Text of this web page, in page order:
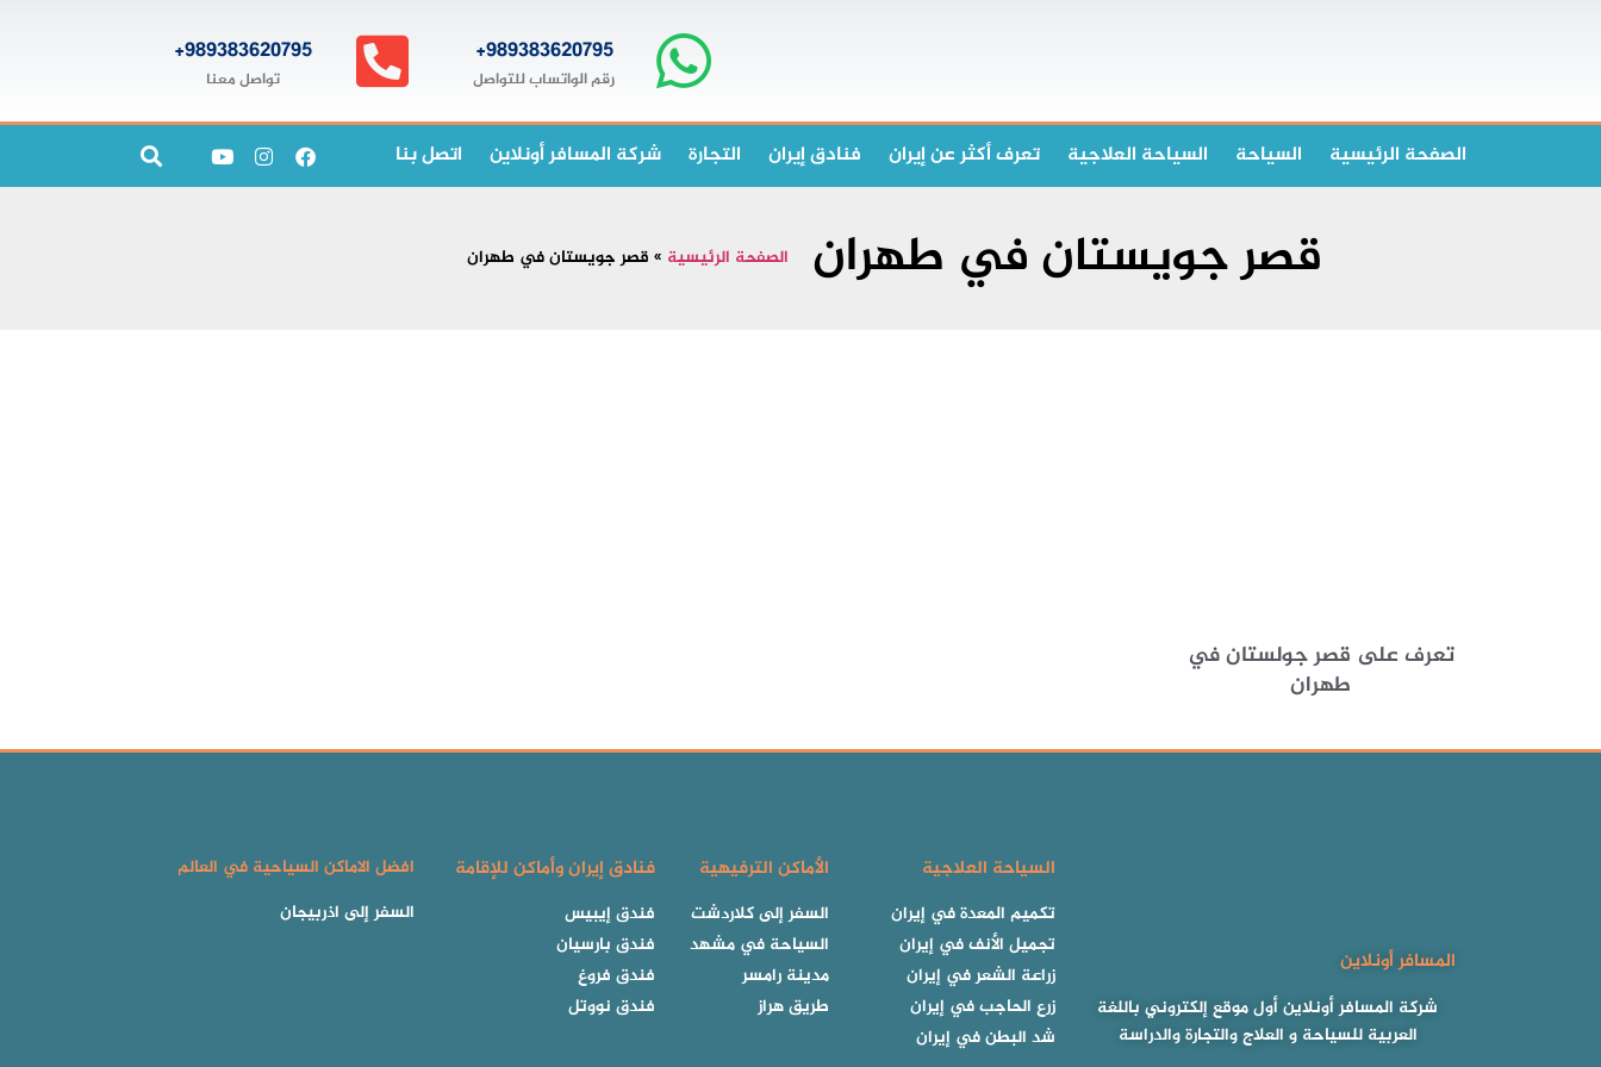
989383620795+
رقم الواتساب للتواصل
989383620795+
تواصل معنا
الصفحة الرئیسیة السياحة السياحة العلاجية تعرف أكثر عن إيران فنادق إيران التجارة شركة المسافر أونلاين اتصل بنا
قصر جويستان في طهران الصفحة الرئيسية » قصر جويستان في طهران
تعرف على قصر جولستان في
طهران
المسافر أونلاين
شركة المسافر أونلاين أول موقع إلكتروني باللغة
العربية للسياحة و العلاج والتجارة والدراسة
السياحة العلاجية
تكميم المعدة في إيران
تجميل الأنف في إيران
زراعة الشعر في إيران
زرع الحاجب في إيران
شد البطن في إيران
الأماكن الترفيهية
السفر إلى كلاردشت
السياحة في مشهد
مدينة رامسر
طريق هراز
فنادق إيران وأماكن للإقامة
فندق إيبيس
فندق بارسيان
فندق فروغ
فندق نووتل
افضل الاماكن السياحية في العالم
السفر إلى اذربيجان